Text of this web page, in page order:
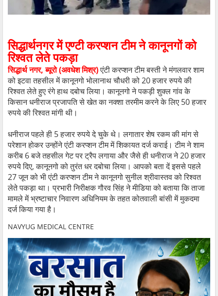
सिद्धार्थनगर में एण्टी करप्शन टीम ने कानूनगों को
रिश्वत लेते पकड़ा
सिद्धार्थ नगर, ब्यूरो (अवधेश मिश्र)एंटी करप्शन टीम बस्ती ने मंगलवार शाम
को इटवा तहसील में कानूनगो भोलानाथ चौधरी को 20 हजार रुपये की
रिश्वत लेते हुए रंगे हाथ दबोच लिया। कानूनगो ने पकड़ी शुक्ल गांव के
किसान धनीराज प्रजापति से खेत का नक्शा तरमीम करने के लिए 50 हजार
रुपये की रिश्वत मांगी थी।
धनीराज पहले ही 5 हजार रुपये दे चुके थे। लगातार शेष रकम की मांग से
परेशान होकर उन्होंने एंटी करप्शन टीम में शिकायत दर्ज कराई। टीम ने शाम
करीब 6 बजे तहसील गेट पर ट्रैप लगाया और जैसे ही धनीराज ने 20 हजार
रुपये दिए, कानूनगो को तुरंत धर दबोचा लिया। आपको बता दें इससे पहले
27 जून को भी एंटी करप्शन टीम ने कानूनगो सुनील श्रीवास्तव को रिश्वत
लेते पकड़ा था। प्रभारी निरीक्षक गौरव सिंह ने मीडिया को बताया कि ताजा
मामले में भ्रष्टाचार निवारण अधिनियम के तहत कोतवाली बांसी में मुकदमा
दर्ज किया गया है।
NAVYUG MEDICAL CENTRE